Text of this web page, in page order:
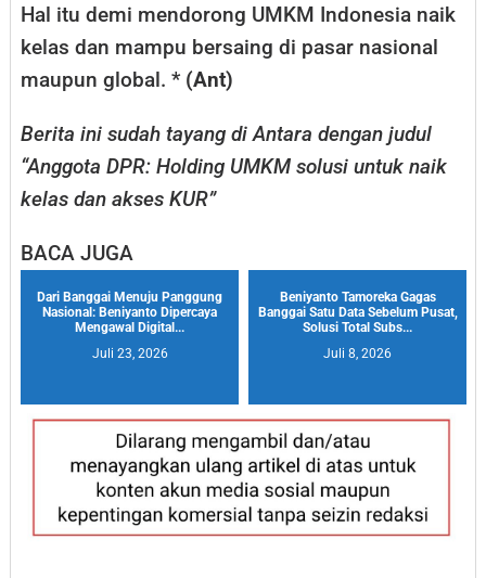
Hal itu demi mendorong UMKM Indonesia naik
kelas dan mampu bersaing di pasar nasional
maupun global. * (Ant)
Berita ini sudah tayang di Antara dengan judul
“Anggota DPR: Holding UMKM solusi untuk naik
kelas dan akses KUR”
BACA JUGA
Dari Banggai Menuju Panggung
Nasional: Beniyanto Dipercaya
Mengawal Digital...
Juli 23, 2026
Beniyanto Tamoreka Gagas
Banggai Satu Data Sebelum Pusat,
Solusi Total Subs...
Juli 8, 2026